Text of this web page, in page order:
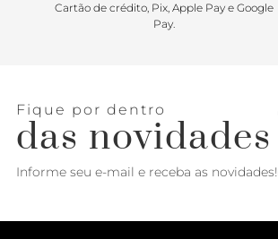
Cartão de crédito, Pix, Apple Pay e Google
Pay.
Fique por dentro
das novidades
Informe seu e-mail e receba as novidades!